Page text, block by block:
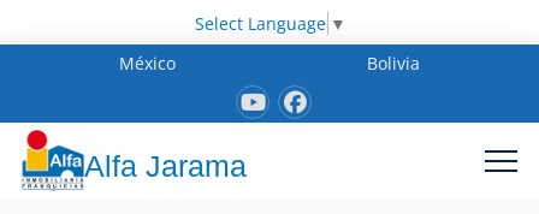
Select Language ▼
México
Bolivia
Alfa Jarama